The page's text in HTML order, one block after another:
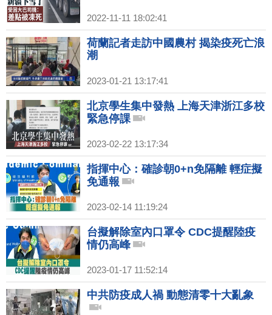
2022-11-11 18:02:41
荷蘭記者走訪中國農村 揭染疫死亡浪
潮
2023-01-21 13:17:41
北京學生集中發熱 上海天津浙江多校
緊急停課
2023-02-22 13:17:34
指揮中心：確診朝0+n免隔離 輕症擬
免通報
2023-02-14 11:19:24
台擬解除室內口罩令 CDC提醒陸疫
情仍高峰
2023-01-17 11:52:14
中共防疫成人禍 動態清零十大亂象